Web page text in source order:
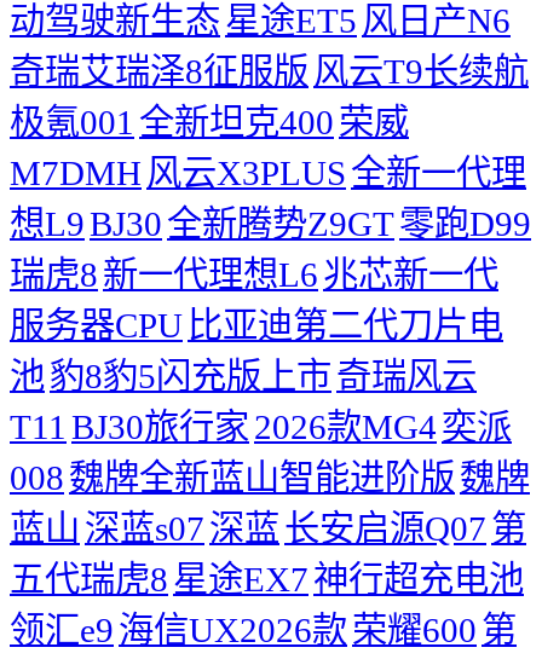
动驾驶新生态星途ET5 风日产N6
奇瑞艾瑞泽8征服版 风云T9长续航
极氪001 全新坦克400荣威
M7DMH 风云X3PLUS全新一代理
想L9BJ30全新腾势Z9GT零跑D99
瑞虎8新一代理想L6兆芯新一代
服务器CPU 比亚迪第二代刀片电
池豹8豹5闪充版上市奇瑞风云
T11 BJ30旅行家 2026款MG4奕派
008魏牌全新蓝山智能进阶版魏牌
蓝山 深蓝s07深蓝长安启源Q07第
五代瑞虎8星途EX7神行超充电池
领汇e9海信UX2026款荣耀600第